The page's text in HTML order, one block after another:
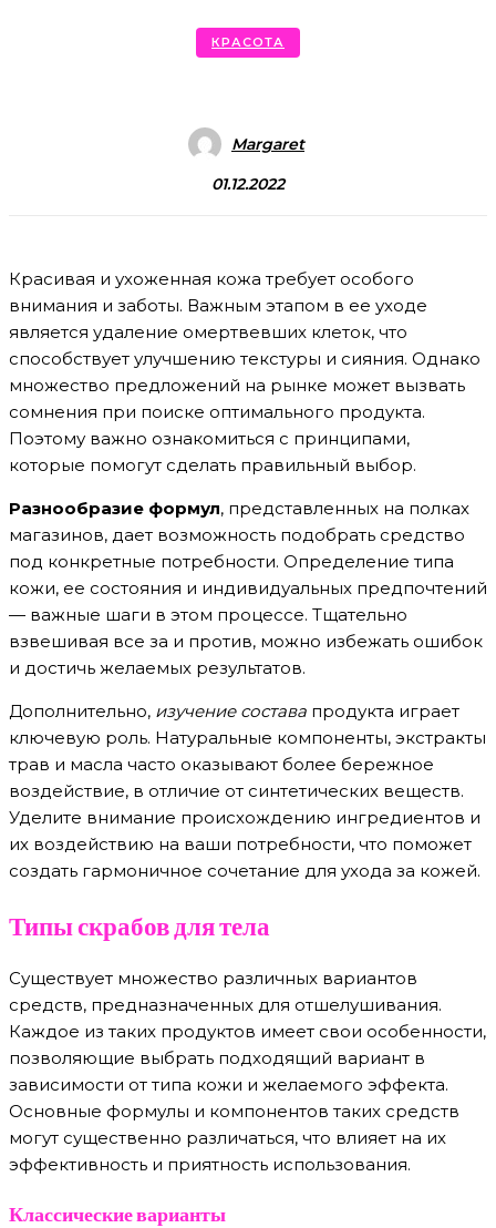
КРАСОТА
Margaret
01.12.2022
Красивая и ухоженная кожа требует особого
внимания и заботы. Важным этапом в ее уходе
является удаление омертвевших клеток, что
способствует улучшению текстуры и сияния. Однако
множество предложений на рынке может вызвать
сомнения при поиске оптимального продукта.
Поэтому важно ознакомиться с принципами,
которые помогут сделать правильный выбор.
Разнообразие формул, представленных на полках
магазинов, дает возможность подобрать средство
под конкретные потребности. Определение типа
кожи, ее состояния и индивидуальных предпочтений
— важные шаги в этом процессе. Тщательно
взвешивая все за и против, можно избежать ошибок
и достичь желаемых результатов.
Дополнительно, изучение состава продукта играет
ключевую роль. Натуральные компоненты, экстракты
трав и масла часто оказывают более бережное
воздействие, в отличие от синтетических веществ.
Уделите внимание происхождению ингредиентов и
их воздействию на ваши потребности, что поможет
создать гармоничное сочетание для ухода за кожей.
Типы скрабов для тела
Существует множество различных вариантов
средств, предназначенных для отшелушивания.
Каждое из таких продуктов имеет свои особенности,
позволяющие выбрать подходящий вариант в
зависимости от типа кожи и желаемого эффекта.
Основные формулы и компонентов таких средств
могут существенно различаться, что влияет на их
эффективность и приятность использования.
Классические варианты